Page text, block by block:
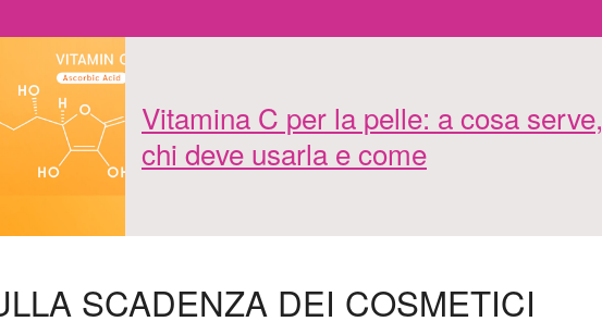
Vitamina C per la pelle: a cosa serve,
chi deve usarla e come
SCADENZA DEI COSMETICI